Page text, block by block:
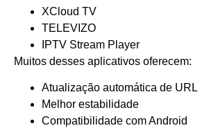
XCloud TV
TELEVIZO
IPTV Stream Player
Muitos desses aplicativos oferecem:
Atualização automática de URL
Melhor estabilidade
Compatibilidade com Android